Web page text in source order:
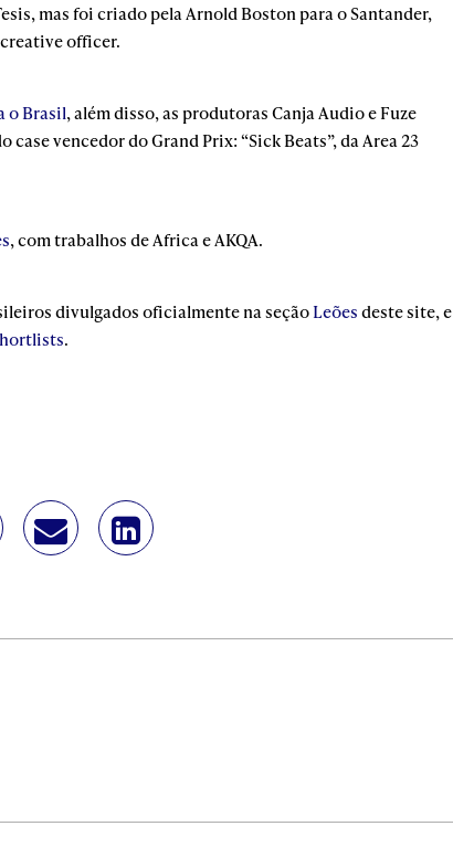
mas foi criado pela Arnold Boston para o Santander,
officer.
o Brasil, além disso, as produtoras Canja Audio e Fuze
vencedor do Grand Prix: “Sick Beats”, da Area 23
, com trabalhos de Africa e AKQA.
divulgados oficialmente na seçãoLeõesdeste site, e
.